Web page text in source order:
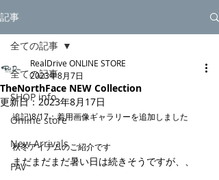
記事
全ての記事
SHOP info
Online store
New Arrivals
FAV
全ての記事
TheNorthFace NEW Collection
RealDrive ONLINE STORE
2023年8月7日
更新日： 2023年8月17日
追記)8/17：着用画像ギャラリーを追加しました
秋冬アイテムのご紹介です
まだまだまだ暑い日は続きそうですが、、